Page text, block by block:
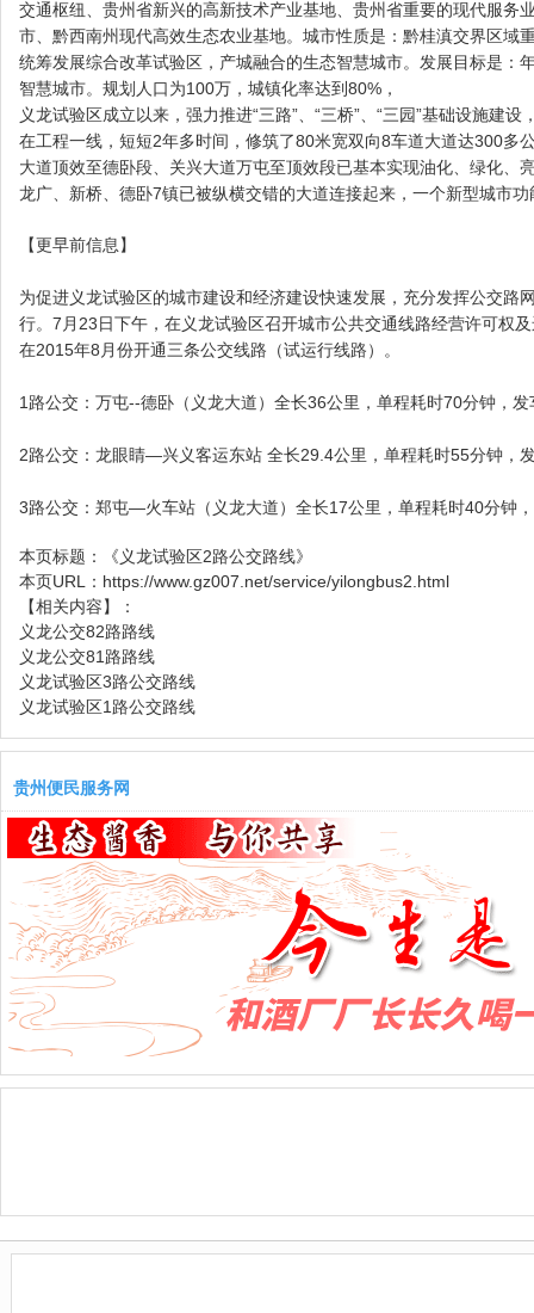
交通枢纽、贵州省新兴的高新技术产业基地、贵州省重要的现代服务
市、黔西南州现代高效生态农业基地。城市性质是：黔桂滇交界区域
统筹发展综合改革试验区，产城融合的生态智慧城市。发展目标是：
智慧城市。规划人口为100万，城镇化率达到80%，
义龙试验区成立以来，强力推进“三路”、“三桥”、“三园”基础设施建
在工程一线，短短2年多时间，修筑了80米宽双向8车道大道达300多
大道顶效至德卧段、关兴大道万屯至顶效段已基本实现油化、绿化、
龙广、新桥、德卧7镇已被纵横交错的大道连接起来，一个新型城市
【更早前信息】
为促进义龙试验区的城市建设和经济建设快速发展，充分发挥公交路
行。7月23日下午，在义龙试验区召开城市公共交通线路经营许可权
在2015年8月份开通三条公交线路（试运行线路）。
1路公交：万屯--德卧（义龙大道）全长36公里，单程耗时70分钟，
2路公交：龙眼睛—兴义客运东站 全长29.4公里，单程耗时55分钟，
3路公交：郑屯—火车站（义龙大道）全长17公里，单程耗时40分钟
本页标题：
《义龙试验区2路公交路线》
本页URL： https://www.gz007.net/service/yilongbus2.html
【相关内容】：
义龙公交82路路线
义龙公交81路路线
义龙试验区3路公交路线
义龙试验区1路公交路线
贵州便民服务网